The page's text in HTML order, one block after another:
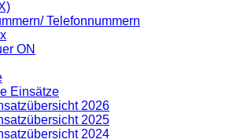
Telefonnummern
ON
Einsätze
2026
2025
2024